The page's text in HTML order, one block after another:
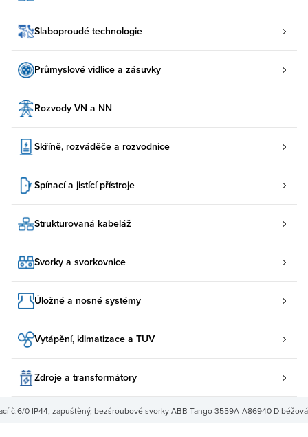
Slaboproudé technologie
Průmyslové vidlice a zásuvky
Rozvody VN a NN
Skříně, rozváděče a rozvodnice
Spínací a jistící přístroje
Strukturovaná kabeláž
Svorky a svorkovnice
Úložné a nosné systémy
Vytápění, klimatizace a TUV
Zdroje a transformátory
č.6/0 IP44, zapuštěný, bezšroubové svorky ABB Tango 3559A-A86940 D béžová